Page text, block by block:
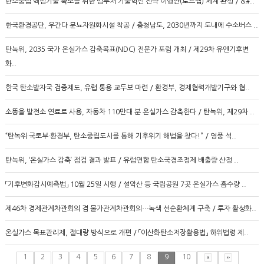
한국환경공단, 우간다 분뇨자원화시설 착공 / 충청남도, 2030년까지 도내에 수소버스 ..
탄녹위, 2035 국가 온실가스 감축목표(NDC) 전문가 포럼 개최 / 제29차 유엔기후변
화..
한국 탄소발자국 검증제도, 유럽 통용 교두보 마련 / 환경부, 경제협력개발기구와 협..
소똥을 발전소 연료로 사용, 자동차 110만대 분 온실가스 감축한다 / 탄녹위, 제29차 ..
“탄녹위·국토부·환경부, 탄소중립도시를 통해 기후위기 해법을 찾다!” / 영풍 석..
탄녹위, ‘온실가스 감축’ 점검 결과 발표 / 유럽연합 탄소국경조정제 배출량 산정 ..
「기후변화감시예측법」 10월 25일 시행 / 설악산 등 국립공원 7곳 온실가스 흡수량 ..
제46차 경제관계차관회의 겸 물가관계차관회의…녹색 선순환체계 구축 / 투자 활성화..
온실가스 목표관리제, 절대량 방식으로 개편 / 「이산화탄소저장활용법」 하위법령 제..
1 2 3 4 5 6 7 8 9 10